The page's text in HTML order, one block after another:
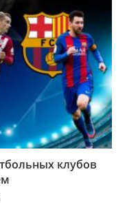
клубов